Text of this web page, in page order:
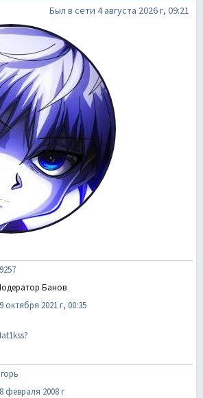
Был в сети 4 августа 2026 г, 09:21
Банов
октября 2021 г, 00:35
февраля 2008 г